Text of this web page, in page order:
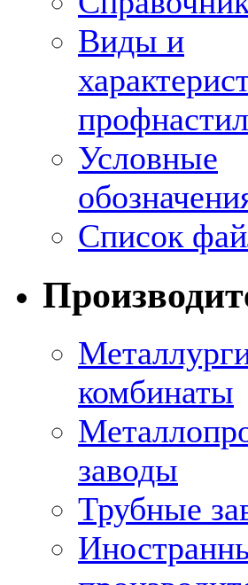
Виды и
Условные
Список
комбинаты
заводы
Трубные